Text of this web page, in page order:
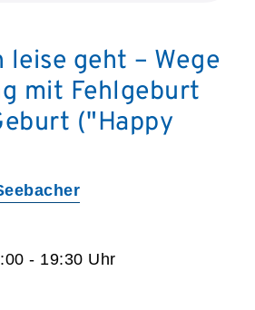
leise geht – Wege
mit Fehlgeburt
("Happy
- 19:30 Uhr